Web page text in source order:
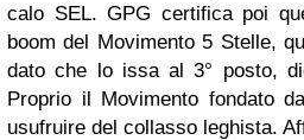
calo SEL. GPG certifica poi
boom del Movimento 5 Stelle,
dato che lo issa al 3° posto,
Proprio il Movimento fondato
usufruire del collasso leghista.